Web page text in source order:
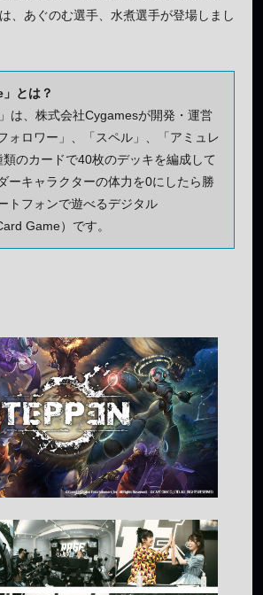
、あぐのむ選手、水煮選手が登場しまし
とは？
は、株式会社Cygamesが開発・運営
ォロワー」、「スペル」、「アミュレ
のカードで40枚のデッキを編成して
ーキャラクターの体力を0にしたら勝
トフォンで遊べるデジタル
Game）です。